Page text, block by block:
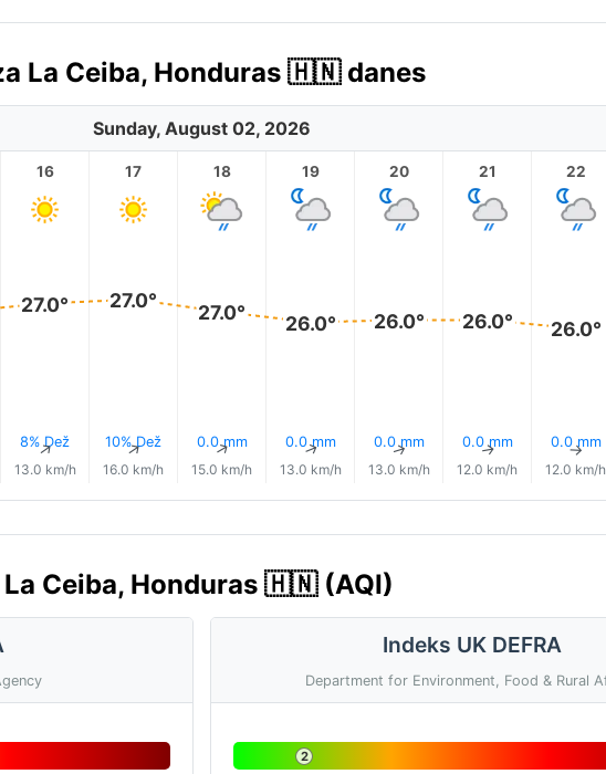
La Ceiba, Honduras 🇭🇳 danes
Sunday, August 02, 2026
16
27.0°
8% Dež
↑
13.0 km/h
17
27.0°
10% Dež
↑
16.0 km/h
18
27.0°
0.0 mm
↑
15.0 km/h
19
26.0°
0.0 mm
↑
13.0 km/h
20
26.0°
0.0 mm
↑
13.0 km/h
21
26.0°
0.0 mm
↑
12.0 km/h
22
26.0°
0.0 mm
↑
12.0 km/h
Ceiba, Honduras 🇭🇳 (AQI)
Indeks UK DEFRA
Department for Environment, Food & Rural
2